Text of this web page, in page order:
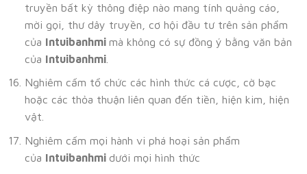
truyền bất kỳ thông điệp nào mang tính quảng cáo,
mời gọi, thư dây truyền, cơ hội đầu tư trên sản phẩm
của Intuibanhmi mà không có sự đồng ý bằng văn bản
của Intuibanhmi.
Nghiêm cấm tổ chức các hình thức cá cược, cờ bạc
hoặc các thỏa thuận liên quan đến tiền, hiện kim, hiện
vật.
Nghiêm cấm mọi hành vi phá hoại sản phẩm
của Intuibanhmi dưới mọi hình thức